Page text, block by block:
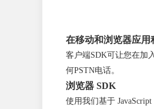
在移动和浏览器应用
客户端SDK可让您在加
何PSTN电话。
浏览器 SDK
使用我们基于